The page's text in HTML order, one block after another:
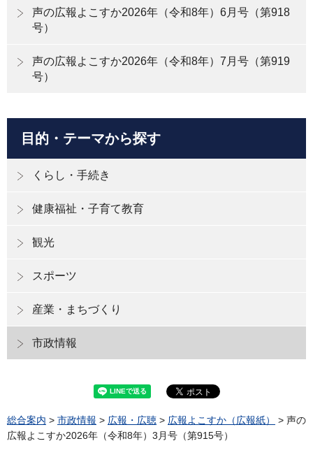
声の広報よこすか2026年（令和8年）6月号（第918
号）
声の広報よこすか2026年（令和8年）7月号（第919
号）
目的・テーマから探す
くらし・手続き
健康福祉・子育て教育
観光
スポーツ
産業・まちづくり
市政情報
総合案内 > 市政情報 > 広報・広聴 > 広報よこすか（広報紙）
> 声の
広報よこすか2026年（令和8年）3月号（第915号）